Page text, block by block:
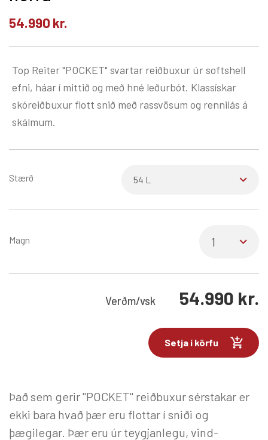
54.990 kr.
Top Reiter "POCKET" svartar reiðbuxur úr softshell
efni, háar í mittið og með hné leðurbót. Klassískar
skóreiðbuxur flott snið með rassvösum og rennilás á
skálmum.
Stærð
Magn
Verðm/vsk 54.990 kr.
Setja í körfu
Það sem gerir "POCKET" reiðbuxur sérstakar er
ekki bara hvað þær eru flottar í sniði og
þægilegar. Þær eru úr teygjanlegu, vind-